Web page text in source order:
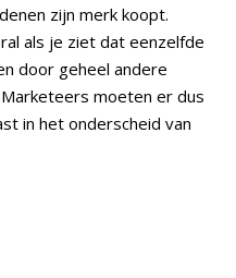
zijn merk koopt.
als je ziet dat eenzelfde
door geheel andere
moeten er dus
in het onderscheid van